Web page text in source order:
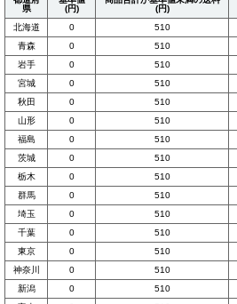
県
(円)
(円)
北海道
0 510
青森
0 510
岩手
0 510
宮城
0 510
秋田
0 510
山形
0 510
福島
0 510
茨城
0 510
栃木
0 510
群馬
0 510
埼玉
0 510
千葉
0 510
東京
0 510
神奈川
0 510
新潟
0 510